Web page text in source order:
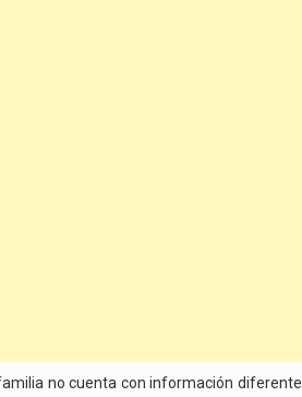
no cuenta con información diferente